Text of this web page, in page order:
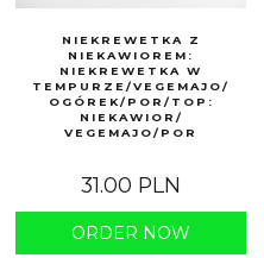
NIEKREWETKA Z
NIEKAWIOREM:
NIEKREWETKA W
TEMPURZE/VEGEMAJO/
OGÓREK/POR/TOP:
NIEKAWIOR/
VEGEMAJO/POR
31.00 PLN
ORDER NOW